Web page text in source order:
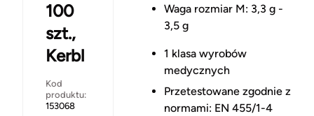
100
szt.,
Kerbl
Kod
produktu:
153068
Waga rozmiar M: 3,3 g -
3,5 g
1 klasa wyrobów
medycznych
Przetestowane zgodnie z
normami: EN 455/1-4